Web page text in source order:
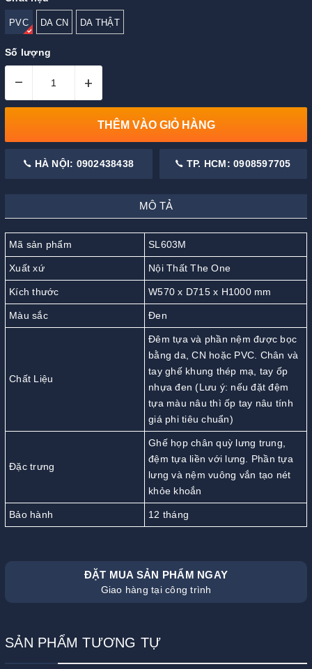
PVC DA CN DA THẬT
Số lượng
– +
THÊM VÀO GIỎ HÀNG
HÀ NỘI: 0902438438 TP. HCM: 0908597705
MÔ TẢ
Mã sản phẩm SL603M
Xuất xứ Nội Thất The One
Kích thước W570 x D715 x H1000 mm
Màu sắc Đen
Chất Liệu
Đêm tựa và phần nệm được bọc
bằng da, CN hoặc PVC. Chân và
tay ghế khung thép mạ, tay ốp
nhựa đen (Lưu ý: nếu đặt đệm
tựa màu nâu thì ốp tay nâu tính
giá phi tiêu chuẩn)
Đặc trưng
Ghế họp chân quỳ lưng trung,
đệm tựa liền với lưng. Phần tựa
lưng và nệm vuông vắn tạo nét
khỏe khoắn
Bảo hành 12 tháng
ĐẶT MUA SẢN PHẨM NGAY
Giao hàng tại công trình
SẢN PHẨM TƯƠNG TỰ